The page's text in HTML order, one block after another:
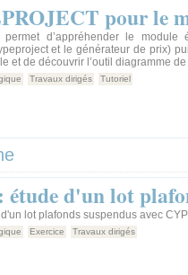
pour le
permet d’appréhender le
et le générateur de prix)
et de découvrir l’outil diagramme de
Travaux dirigés Tutoriel
d'un lot
lot plafonds suspendus avec
Exercice Travaux dirigés